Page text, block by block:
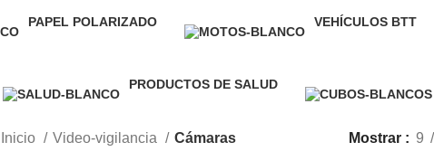
PAPEL POLARIZADO
VEHÍCULOS BTT
PRODUCTOS DE SALUD
Inicio Video-vigilancia Cámaras Mostrar 9